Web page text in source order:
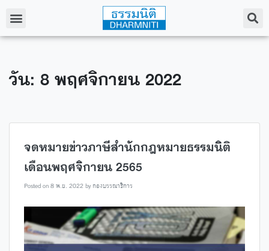
วัน: 8 พฤศจิกายน 2022
จดหมายข่าวภาษีสำนักกฎหมายธรรมนิติ
เดือนพฤศจิกายน 2565
Posted on8 พ.ย. 2022 byกองบรรณาธิการ